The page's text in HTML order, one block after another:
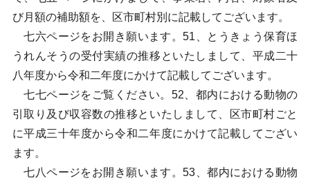
び月額の補助額を、区市町村別に記載してございます。
七六ページをお開き願います。51、とうきょう保育ほ
うれんそうの受付実績の推移といたしまして、平成二十
八年度から令和二年度にかけて記載してございます。
七七ページをご覧ください。52、都内における動物の
引取り及び収容数の推移といたしまして、区市町村ごと
に平成三十年度から令和二年度にかけて記載してござい
ます。
七八ページをお開き願います。53、都内における動物